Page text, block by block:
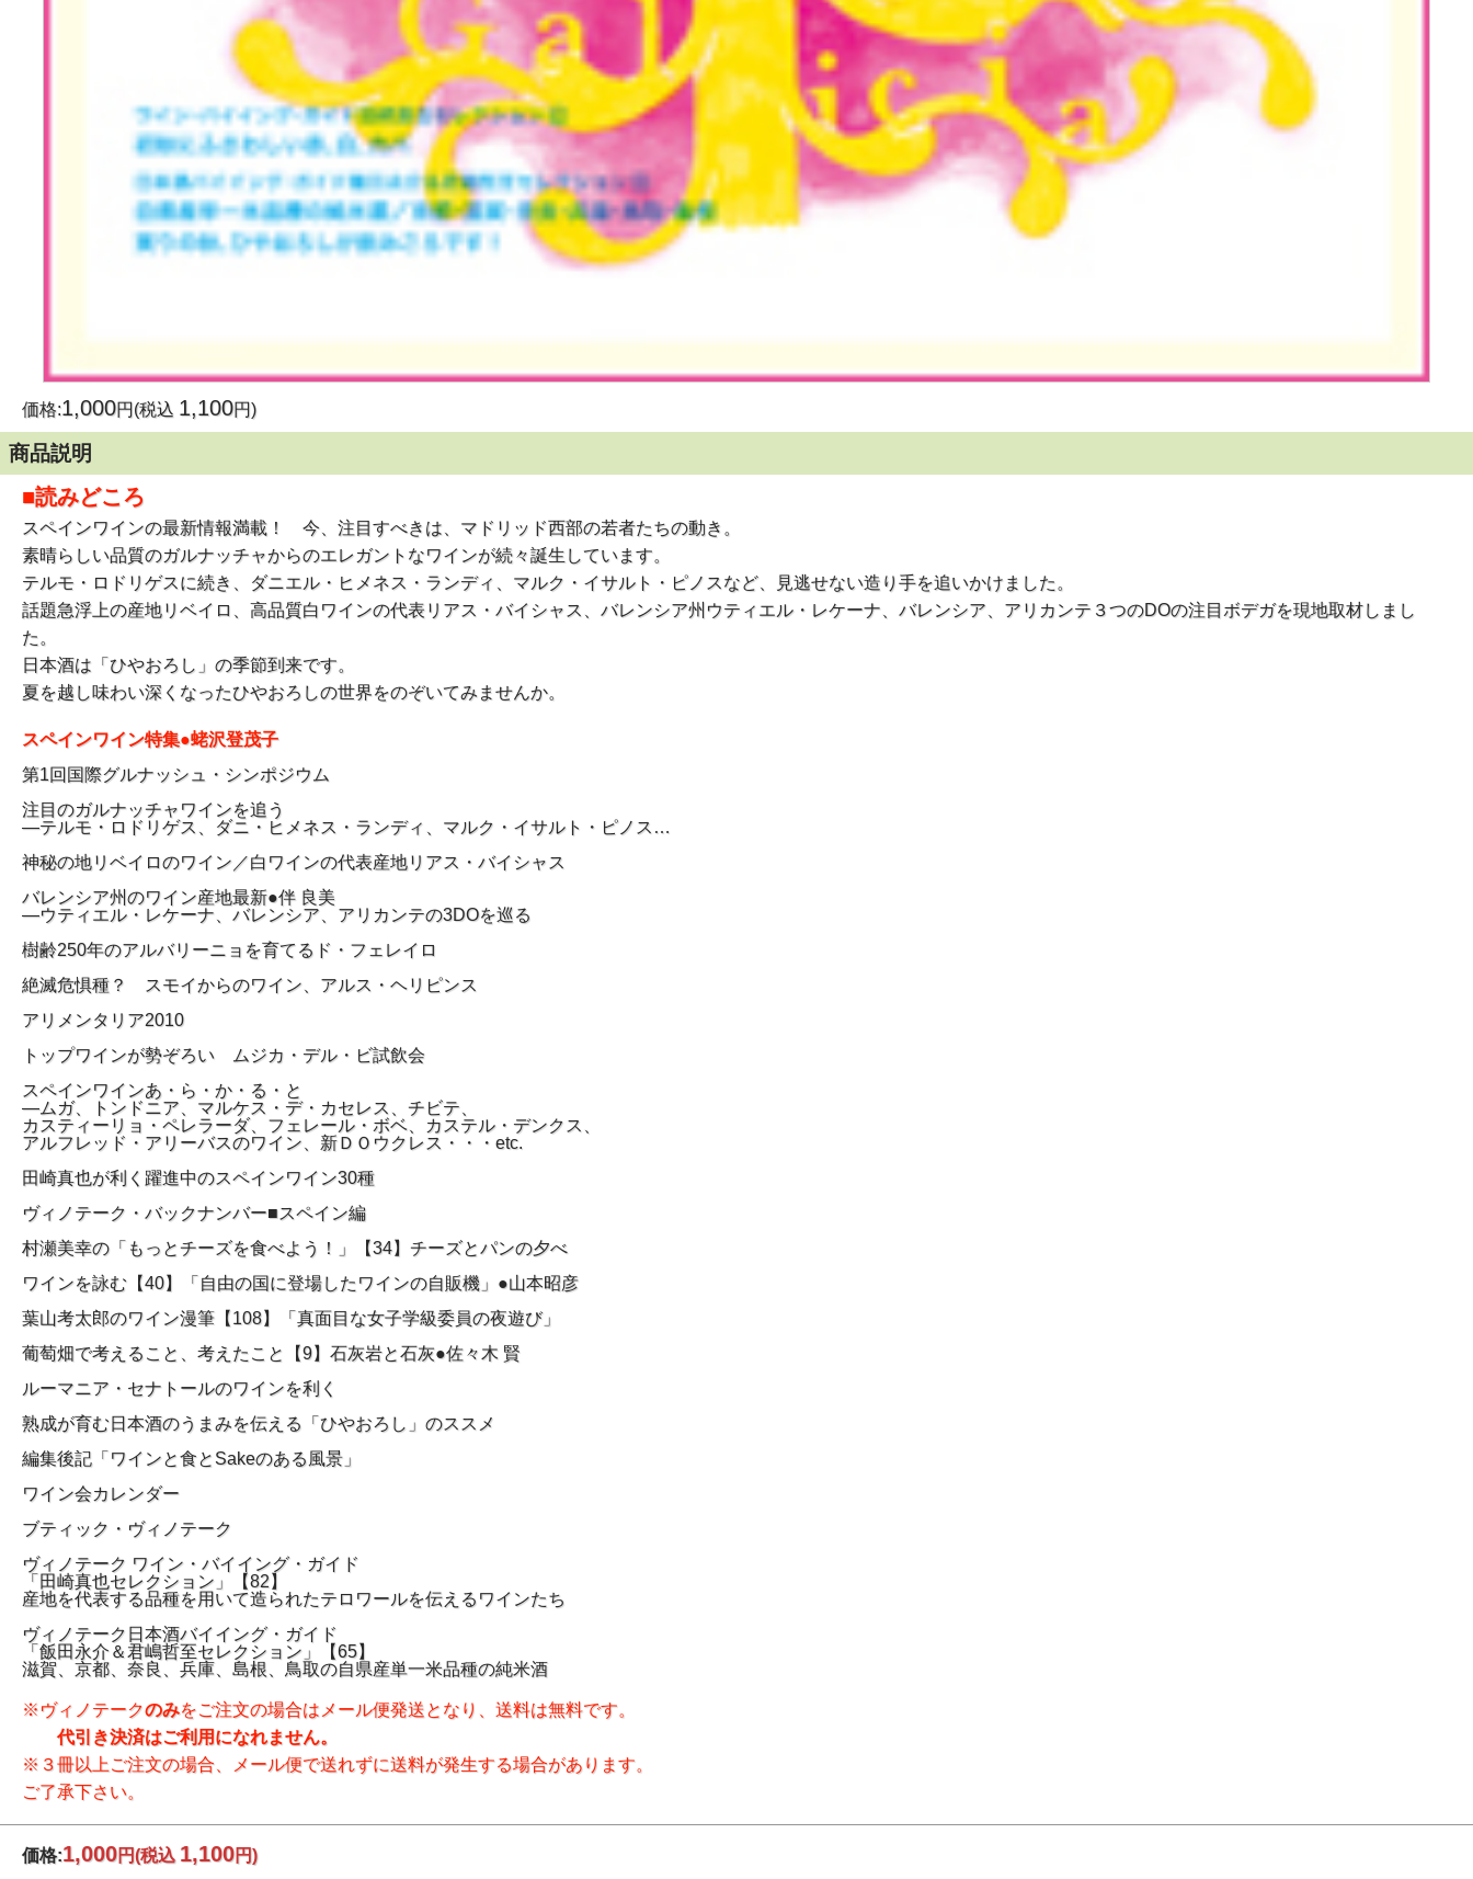
価格:1,000円(税込 1,100円)
商品説明
■読みどころ
スペインワインの最新情報満載！ 今、注目すべきは、マドリッド西部の若者たちの動き。
素晴らしい品質のガルナッチャからのエレガントなワインが続々誕生しています。
テルモ・ロドリゲスに続き、ダニエル・ヒメネス・ランディ、マルク・イサルト・ピノスなど、見逃せない造り手を追いかけました。
話題急浮上の産地リベイロ、高品質白ワインの代表リアス・バイシャス、バレンシア州ウティエル・レケーナ、バレンシア、アリカンテ３つのDOの注目ボデガを現地取材しまし
た。
日本酒は「ひやおろし」の季節到来です。
夏を越し味わい深くなったひやおろしの世界をのぞいてみませんか。
スペインワイン特集●蛯沢登茂子
第1回国際グルナッシュ・シンポジウム
注目のガルナッチャワインを追う
―テルモ・ロドリゲス、ダニ・ヒメネス・ランディ、マルク・イサルト・ピノス…
神秘の地リベイロのワイン／白ワインの代表産地リアス・バイシャス
バレンシア州のワイン産地最新●伴 良美
―ウティエル・レケーナ、バレンシア、アリカンテの3DOを巡る
樹齢250年のアルバリーニョを育てるド・フェレイロ
絶滅危惧種？ スモイからのワイン、アルス・ヘリピンス
アリメンタリア2010
トップワインが勢ぞろい ムジカ・デル・ビ試飲会
スペインワインあ・ら・か・る・と
―ムガ、トンドニア、マルケス・デ・カセレス、チビテ、
カスティーリョ・ペレラーダ、フェレール・ボベ、カステル・デンクス、
アルフレッド・アリーバスのワイン、新ＤＯウクレス・・・etc.
田崎真也が利く躍進中のスペインワイン30種
ヴィノテーク・バックナンバー■スペイン編
村瀬美幸の「もっとチーズを食べよう！」【34】チーズとパンの夕べ
ワインを詠む【40】「自由の国に登場したワインの自販機」●山本昭彦
葉山考太郎のワイン漫筆【108】「真面目な女子学級委員の夜遊び」
葡萄畑で考えること、考えたこと【9】石灰岩と石灰●佐々木 賢
ルーマニア・セナトールのワインを利く
熟成が育む日本酒のうまみを伝える「ひやおろし」のススメ
編集後記「ワインと食とSakeのある風景」
ワイン会カレンダー
ブティック・ヴィノテーク
ヴィノテーク ワイン・バイイング・ガイド
「田崎真也セレクション」【82】
産地を代表する品種を用いて造られたテロワールを伝えるワインたち
ヴィノテーク日本酒バイイング・ガイド
「飯田永介＆君嶋哲至セレクション」【65】
滋賀、京都、奈良、兵庫、島根、鳥取の自県産単一米品種の純米酒
※ヴィノテークのみをご注文の場合はメール便発送となり、送料は無料です。
代引き決済はご利用になれません。
※３冊以上ご注文の場合、メール便で送れずに送料が発生する場合があります。
ご了承下さい。
価格:1,000円(税込 1,100円)